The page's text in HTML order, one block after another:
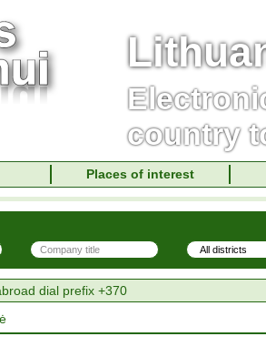
country
Places of interest
dial prefix +370